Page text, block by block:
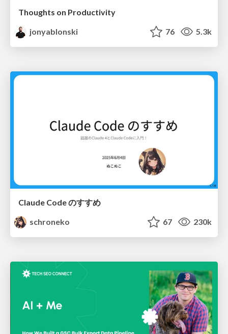
Thoughts on Productivity
jonyablonski
76 5.3k
Claude Code のすすめ
schroneko
67 230k